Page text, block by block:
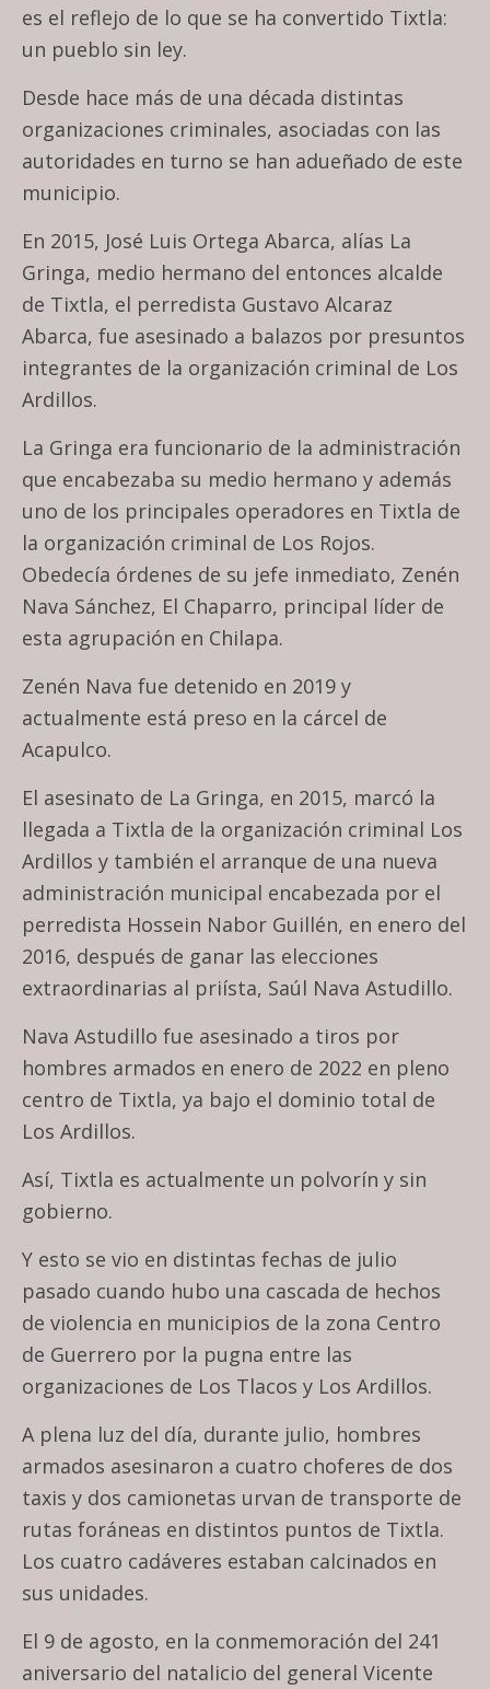
es el reflejo de lo que se ha convertido Tixtla:
un pueblo sin ley.
Desde hace más de una década distintas
organizaciones criminales, asociadas con las
autoridades en turno se han adueñado de este
municipio.
En 2015, José Luis Ortega Abarca, alías La
Gringa, medio hermano del entonces alcalde
de Tixtla, el perredista Gustavo Alcaraz
Abarca, fue asesinado a balazos por presuntos
integrantes de la organización criminal de Los
Ardillos.
La Gringa era funcionario de la administración
que encabezaba su medio hermano y además
uno de los principales operadores en Tixtla de
la organización criminal de Los Rojos.
Obedecía órdenes de su jefe inmediato, Zenén
Nava Sánchez, El Chaparro, principal líder de
esta agrupación en Chilapa.
Zenén Nava fue detenido en 2019 y
actualmente está preso en la cárcel de
Acapulco.
El asesinato de La Gringa, en 2015, marcó la
llegada a Tixtla de la organización criminal Los
Ardillos y también el arranque de una nueva
administración municipal encabezada por el
perredista Hossein Nabor Guillén, en enero del
2016, después de ganar las elecciones
extraordinarias al priísta, Saúl Nava Astudillo.
Nava Astudillo fue asesinado a tiros por
hombres armados en enero de 2022 en pleno
centro de Tixtla, ya bajo el dominio total de
Los Ardillos.
Así, Tixtla es actualmente un polvorín y sin
gobierno.
Y esto se vio en distintas fechas de julio
pasado cuando hubo una cascada de hechos
de violencia en municipios de la zona Centro
de Guerrero por la pugna entre las
organizaciones de Los Tlacos y Los Ardillos.
A plena luz del día, durante julio, hombres
armados asesinaron a cuatro choferes de dos
taxis y dos camionetas urvan de transporte de
rutas foráneas en distintos puntos de Tixtla.
Los cuatro cadáveres estaban calcinados en
sus unidades.
El 9 de agosto, en la conmemoración del 241
aniversario del natalicio del general Vicente